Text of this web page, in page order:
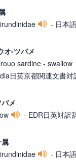
- 日本語
オ-ツバメ
sardine - swallow
日英京都関連文書対
メ
- EDR日英対訳
- 日本語